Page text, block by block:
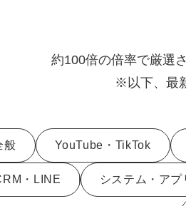
お役立ち資料
年収エージェント
会社概要・役員紹介
ミッション・ビジョン
約100倍の倍率で厳選
※以下、最
般 YouTube・TikTok
・LINE システム・アプ